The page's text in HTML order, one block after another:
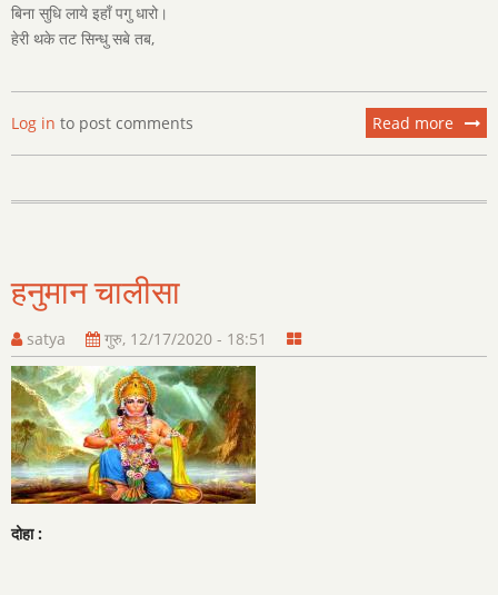
बिना सुधि लाये इहाँ पगु धारो।
हेरी थके तट सिन्धु सबे तब,
Read more about
Log in to post comments
हनुमान चालीसा
satya गुरु, 12/17/2020 - 18:51
दोहा :